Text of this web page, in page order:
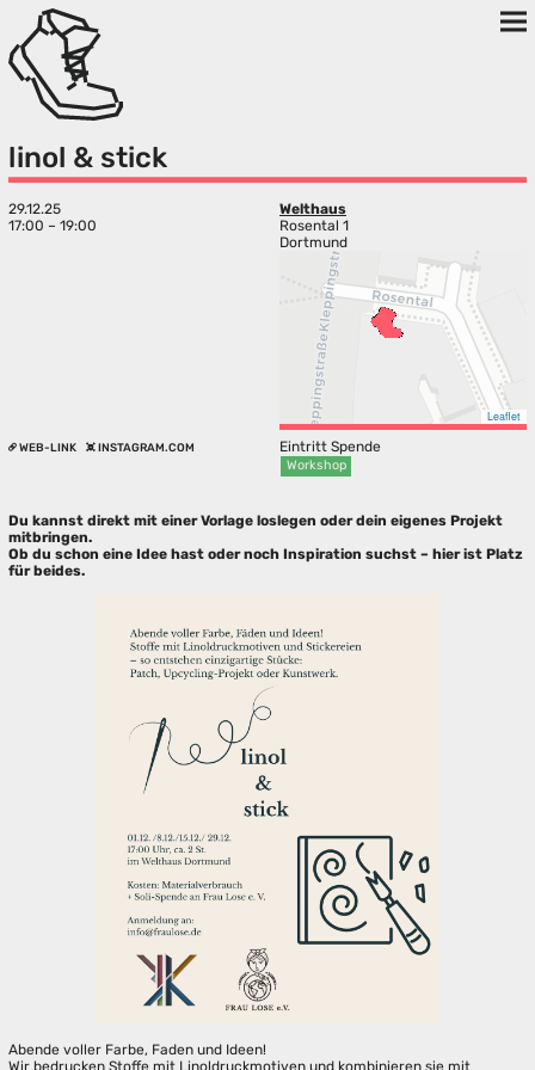
linol & stick
29.12.25
17:00 – 19:00
Welthaus
Rosental 1
Dortmund
Leaflet
WEB-LINK INSTAGRAM.COM Eintritt Spende
Workshop
Du kannst direkt mit einer Vorlage loslegen oder dein eigenes Projekt
mitbringen.
Ob du schon eine Idee hast oder noch Inspiration suchst – hier ist Platz
für beides.
Abende voller Farbe, Faden und Ideen!
Wir bedrucken Stoffe mit Linoldruckmotiven und kombinieren sie mit